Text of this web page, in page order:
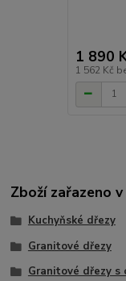
1 890
1 562 Kč
Zboží zařazeno
Kuchyňské dřezy
Granitové dřezy
Granitové dřezy s